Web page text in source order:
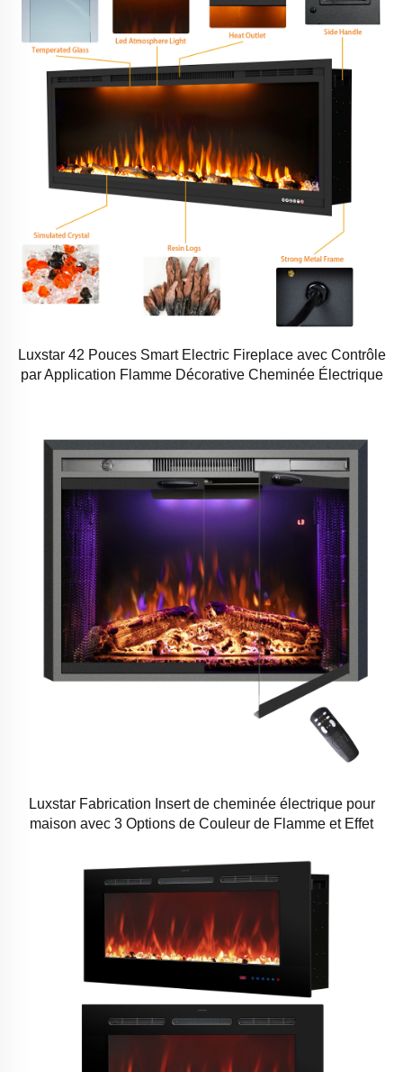
Luxstar 42 Pouces Smart Electric Fireplace avec Contrôle
par Application Flamme Décorative Cheminée Électrique
Luxstar Fabrication Insert de cheminée électrique pour
maison avec 3 Options de Couleur de Flamme et Effet